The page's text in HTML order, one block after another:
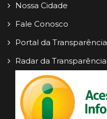
Nossa Cidade
Fale Conosco
Portal da Transparência
Radar da Transparência